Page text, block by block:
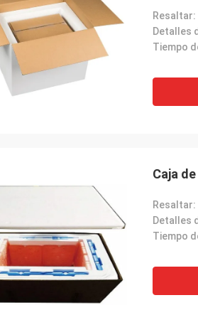
de que son grandes.
Resaltar:
Caja
Resaltar: